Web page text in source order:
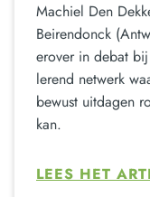
Machiel Den
Beirendonck
erover in debat
lerend netwerk
bewust uitdagen
kan.
LEES HET